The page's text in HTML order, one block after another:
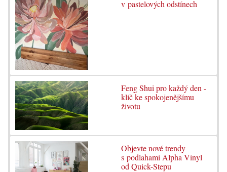
v pastelových odstínech
Feng Shui pro každý den -
klíč ke spokojenějšímu
životu
Objevte nové trendy
s podlahami Alpha Vinyl
od Quick-Stepu